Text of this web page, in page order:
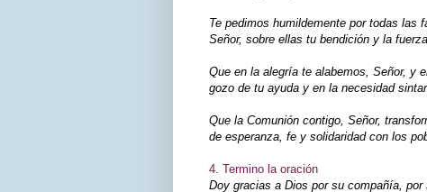
Te pedimos humildemente por todas las
Señor, sobre ellas tu bendición y la
Que en la alegría te alabemos, Señor, y
gozo de tu ayuda y en la necesidad
Que la Comunión contigo, Señor,
de esperanza, fe y solidaridad con los
4. Termino la oración
Doy gracias a Dios por su compañía, por